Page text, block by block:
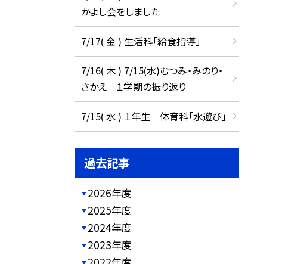
かよし会をしました
7/17( 金 ) 生活科「給食指導」
7/16( 木 ) 7/15(水)むつみ・みのり・
さかえ １学期の振り返り
7/15( 水 ) １年生 体育科「水遊び」
過去記事
2026年度
2025年度
2024年度
2023年度